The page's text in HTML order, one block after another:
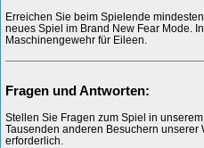
Erreichen Sie beim Spielende
neues Spiel im Brand New Fear Mode.
Maschinengewehr für Eileen.
Fragen und Antworten:
Stellen Sie Fragen zum Spiel in unserem
Tausenden anderen Besuchern unserer
erforderlich.